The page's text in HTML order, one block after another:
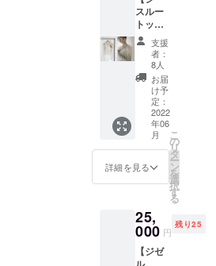
マ、人
間から
妖精に
なりな
がらも
変わら
ぬ愛を
信じ続
けるジ
ゼルの
世界を
写真か
ら感じ
、部屋
に飾る
こと
も、大
村中智
が踊る
映像作
品をお
届けし
ます。
劇場に
舞台を
見に行
くよう
に、サ
ポート
してく
るオン
ライン
フォー
スルー
トップ
ス】 ◯
アイテ
ム説明
First
Colletci
"Giselle
" より、
シース
ルー
トップ
スにな
らかい
透け感
のある
チュー
支援
者：
8人
お届
け予
定：
2022
年06
月
詳細を見る
こ
の
リ
タ
ー
ン
を
選
択
す
る
25,
000 円
残り25
【ジゼ